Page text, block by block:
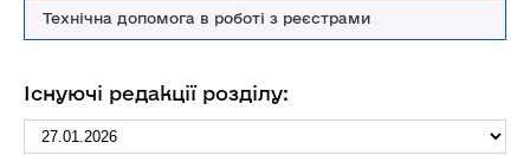
Технічна допомога в роботі з реєстрами
Існуючі редакції розділу:
Декларування